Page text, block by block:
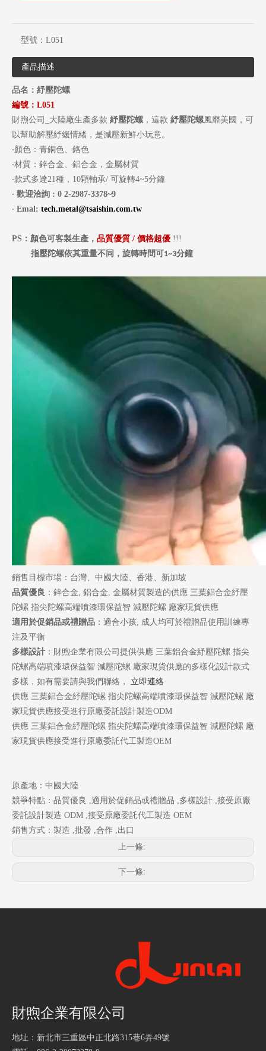
型號： L051
產品描述
品名：紓壓陀螺
編號： L051
財煦公司_大陸廠生產多款 紓壓陀螺 ，這款 紓壓陀螺 風靡美國，可
以幫助解壓紓緩情緒，是減壓新鮮小玩意。
‧顏色：青銅色、鉻色
‧材質：鋅合金、鋁合金，金屬材質
‧款式多達21種，10顆軸承/ 可旋轉4~5分鐘
‧ 歡迎洽詢 : 0 2-2987-3378~9
‧ Emal: tech.metal@tsaishin.com.tw
PS ：顏色可客製生產， 品質優質 / 價格超優 !!!
指壓陀螺依其重量不同，旋轉時間可1~3分鐘
銷售目標市場：台灣、中國大陸、香港、新加坡
品質優良 ：鋅合金, 鋁合金, 金屬材質製造的供應 三葉鋁合金紓壓
陀螺 指尖陀螺高端噴漆環保益智 減壓陀螺 廠家現貨供應
適用於促銷品或禮贈品 ：適合小孩, 成人均可於禮贈品使用訓練專
注及平衡
多樣設計 ：財煦企業有限公司提供供應 三葉鋁合金紓壓陀螺 指尖
陀螺高端噴漆環保益智 減壓陀螺 廠家現貨供應的多樣化設計款式
多樣，如有需要請與我們聯絡， 立即連絡
供應 三葉鋁合金紓壓陀螺 指尖陀螺高端噴漆環保益智 減壓陀螺 廠
家現貨供應接受進行原廠委託設計製造ODM
供應 三葉鋁合金紓壓陀螺 指尖陀螺高端噴漆環保益智 減壓陀螺 廠
家現貨供應接受進行原廠委託代工製造OEM
原產地：中國大陸
競爭特點：品質優良 ,適用於促銷品或禮贈品 ,多樣設計 ,接受原廠
委託設計製造 ODM ,接受原廠委託代工製造 OEM
銷售方式：製造 ,批發 ,合作 ,出口
上一條:
下一條:
財煦企業有限公司
地址：新北市三重區中正北路315巷6弄49號